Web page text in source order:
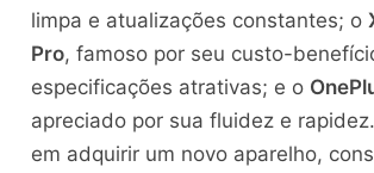
limpa e atualizações constantes; o
Pro, famoso por seu custo-
especificações atrativas; e o
apreciado por sua fluidez e
em adquirir um novo aparelho,